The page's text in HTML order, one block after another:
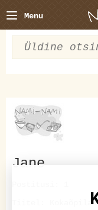
Menu
Jane
Tiitel: